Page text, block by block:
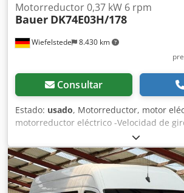
Wiefelstede 8.430 km
Motorreductor 0,37 kW 6 rpm
Bauer DK74E03H/178
Consultar
Estado: usado, Motorreductor, motor
motorreductor eléctrico -Velocidad de
Potencia: 0,37 kW -Tipo de construcción:
eje: 40 mm -Grado de protección: IP 65 -
disponible -Precio: por unidad -
675/260/A245 mm -Peso: 47 kg